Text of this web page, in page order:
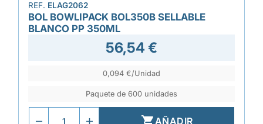
REF. ELAG2062
BOL BOWLIPACK BOL350B SELLABLE
BLANCO PP 350ML
56,54 €
0,094 €/Unidad
Paquete de 600 unidades
AÑADIR